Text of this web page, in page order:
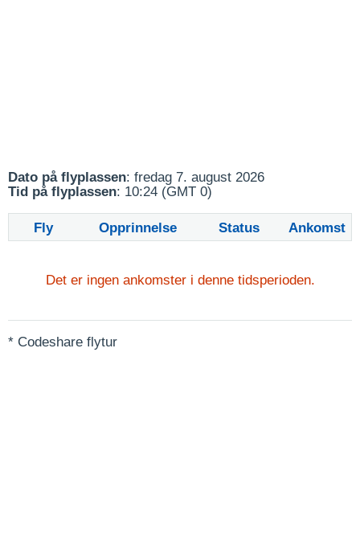
Dato på flyplassen: fredag 7. august 2026
Tid på flyplassen: 10:24 (GMT 0)
Fly Opprinnelse Status Ankomst
Det er ingen ankomster i denne tidsperioden.
* Codeshare flytur